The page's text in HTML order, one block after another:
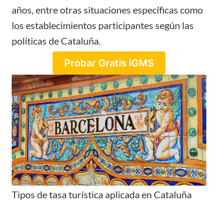
años, entre otras situaciones específicas como
los establecimientos participantes según las
políticas de Cataluña.
Probar Gratis iGMS
Tipos de tasa turística aplicada en Cataluña